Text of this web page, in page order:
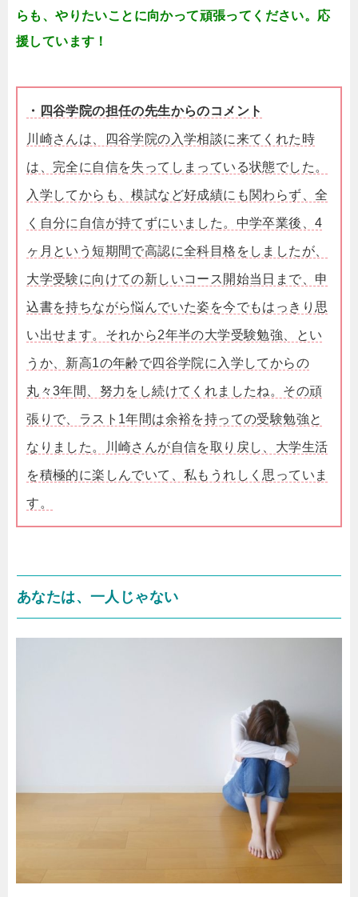
らも、やりたいことに向かって頑張ってください。応
援しています！
・四谷学院の担任の先生からのコメント
川崎さんは、四谷学院の入学相談に来てくれた時
は、完全に自信を失ってしまっている状態でした。
入学してからも、模試など好成績にも関わらず、全
く自分に自信が持てずにいました。中学卒業後、4
ヶ月という短期間で高認に全科目格をしましたが、
大学受験に向けての新しいコース開始当日まで、申
込書を持ちながら悩んでいた姿を今でもはっきり思
い出せます。それから2年半の大学受験勉強、とい
うか、新高1の年齢で四谷学院に入学してからの
丸々3年間、努力をし続けてくれましたね。その頑
張りで、ラスト1年間は余裕を持っての受験勉強と
なりました。川崎さんが自信を取り戻し、大学生活
を積極的に楽しんでいて、私もうれしく思っていま
す。
あなたは、一人じゃない